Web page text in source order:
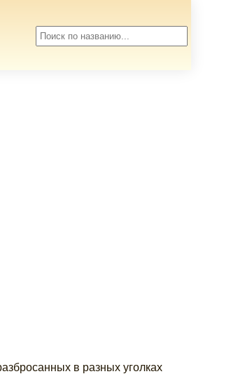
в разных уголках